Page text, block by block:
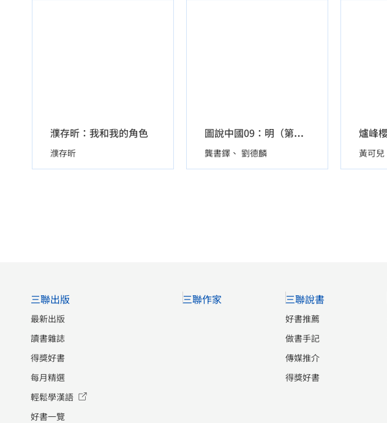
濮存昕：我和我的角色
濮存昕
圖說中國09：明（第二版）
龔書鐸 劉德麟 黃可兒
三聯出版
最新出版
讀書雜誌
得獎好書
每月精選
輕鬆學漢語
好書一覽
三聯作家 三聯說書
好書推薦
做書手記
傳媒推介
得獎好書